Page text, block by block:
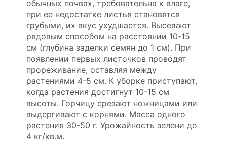
обычных почвах, требовательна к влаге,
при ее недостатке листья становятся
грубыми, их вкус ухудшается. Высевают
рядовым способом на расстоянии 10-15
см (глубина заделки семян до 1 см). При
появлении первых листочков проводят
прореживание, оставляя между
растениями 4-5 см. К уборке приступают,
когда растения достигнут 10-15 см
высоты. Горчицу срезают ножницами или
выдергивают с корнями. Масса одного
растения 30-50 г. Урожайность зелени до
4 кг/кв.м.